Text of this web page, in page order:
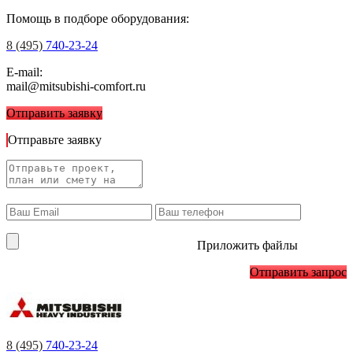
Помощь в подборе оборудования:
8 (495) 740-23-24
E-mail:
mail@mitsubishi-comfort.ru
Отправить заявку
Отправьте заявку
Приложить файлы
Отправить запрос
8 (495) 740-23-24